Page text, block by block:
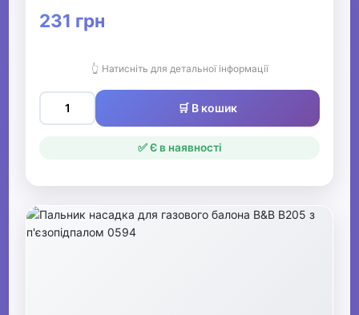
231 грн
👆 Натисніть для детальної інформації
🛒 В кошик
✅ Є в наявності